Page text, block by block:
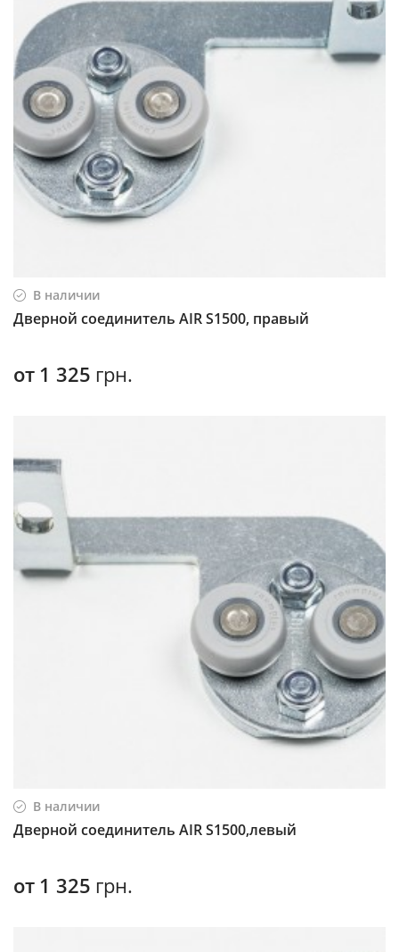
В наличии
Дверной соединитель AIR S1500, правый
от 1 325 грн.
В наличии
Дверной соединитель AIR S1500,левый
от 1 325 грн.